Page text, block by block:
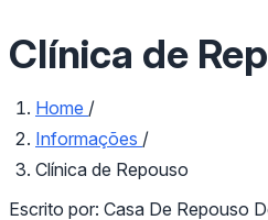
Clínica de
Home /
Informações /
Clínica de Repouso
Escrito por: Casa De Repouso